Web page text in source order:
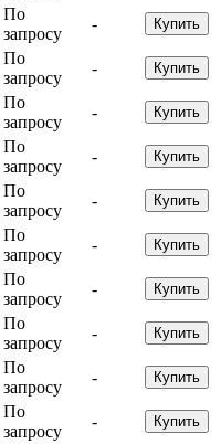
По
запросу
- Купить
По
запросу
- Купить
По
запросу
- Купить
По
запросу
- Купить
По
запросу
- Купить
По
запросу
- Купить
По
запросу
- Купить
По
запросу
- Купить
По
запросу
- Купить
По
запросу
- Купить